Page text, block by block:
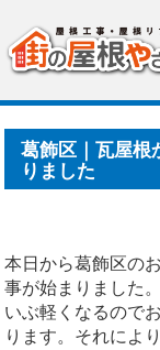
>
工事が始まりました
葛飾区｜瓦屋根
りました
本日から葛飾区の
事が始まりました
いぶ軽くなるので
ります。それによ